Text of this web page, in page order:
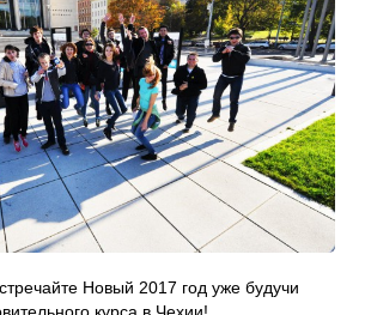
Новый 2017 год уже будучи